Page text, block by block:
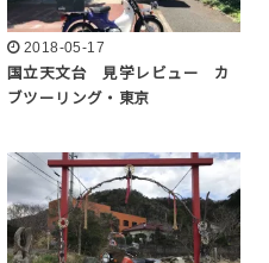
2018-05-17
国立天文台 見学レビュー カ
ブツーリング・東京